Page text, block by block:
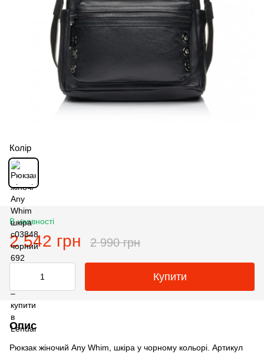
Колір
В наявності
2 542 грн 2 990 грн
Купити
Опис
Рюкзак жіночий Any Whim, шкіра у чорному кольорі. Артикул